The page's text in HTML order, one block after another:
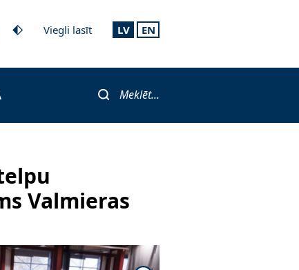
Viegli lasīt LV EN
Meklēt...
Valmieras